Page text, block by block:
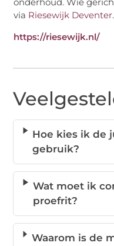
via Riesewijk Deventer.
https://riesewijk.nl/
Hoe kies ik de
gebruik?
Wat moet ik
proefrit?
Waarom is de